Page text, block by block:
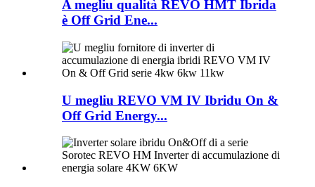
A megliu qualità REVO HMT Ibrida
è Off Grid Ene...
U megliu REVO VM IV Ibridu On &
Off Grid Energy...